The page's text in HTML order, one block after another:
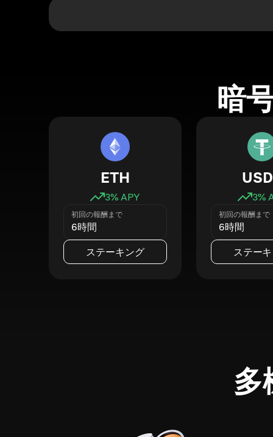
暗
ETH
3% APY
初回の報酬まで
6時間
ステーキング
3%
初回の報酬まで
6時間
ステー
多